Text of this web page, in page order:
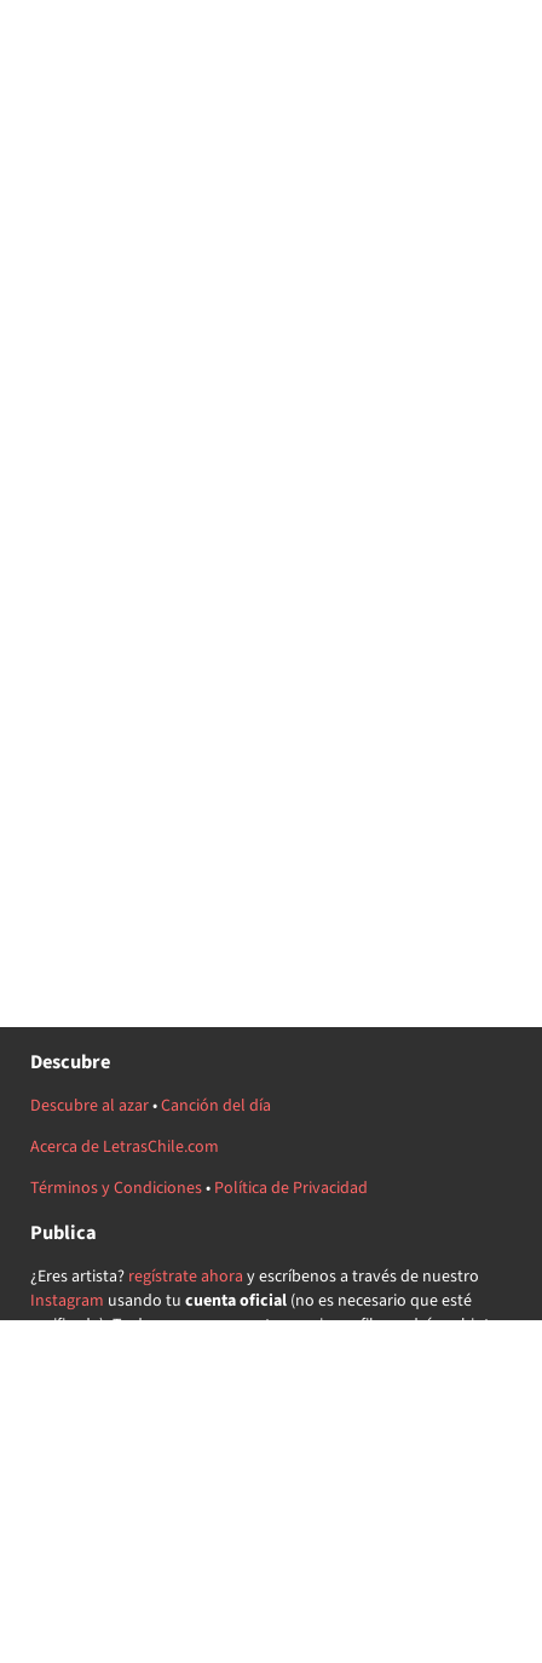
Descubre
Descubre al azar•Canción del día
Acerca de LetrasChile.com
Términos y Condiciones• Política de Privacidad
Publica
¿Eres artista? regístrate ahora y escríbenos a través de nuestro
Instagram usando tu cuenta oficial(no es necesario que esté
verificada) ¡Te daremos acceso a tu propio perfil y podrás subir tus